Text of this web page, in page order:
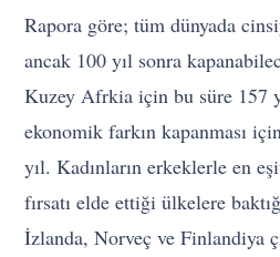
Rapora göre; tüm dünyada
ancak 100 yıl sonra
Kuzey Afrkia için bu süre 157
ekonomik farkın kapanması
yıl. Kadınların erkeklerle en
fırsatı elde ettiği ülkelere
İzlanda, Norveç ve Finlandiya